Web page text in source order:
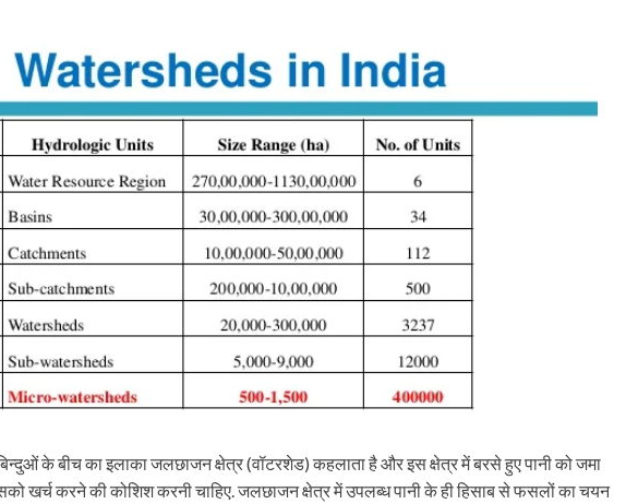
के बीच का इलाका जलछाजन क्षेत्र (वॉटरशेड) कहलाता है और इस क्षेत्र में बरसे हुए पानी को जमा
खर्च करने की कोशिश करनी चाहिए. जलछाजन क्षेत्र में उपलब्ध पानी के ही हिसाब से फसलों का चयन